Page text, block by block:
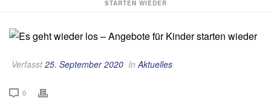
STARTEN WIEDER
Verfasst25. September 2020 In Aktuelles
0